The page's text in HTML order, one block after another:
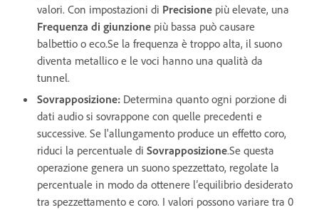
valori. Con impostazioni di Precisione più elevate, una
Frequenza di giunzione più bassa può causare
balbettio o eco.Se la frequenza è troppo alta, il suono
diventa metallico e le voci hanno una qualità da
tunnel.
Sovrapposizione: Determina quanto ogni porzione di
dati audio si sovrappone con quelle precedenti e
successive. Se l'allungamento produce un effetto coro,
riduci la percentuale di Sovrapposizione.Se questa
operazione genera un suono spezzettato, regolate la
percentuale in modo da ottenere l’equilibrio desiderato
tra spezzettamento e coro. I valori possono variare tra 0